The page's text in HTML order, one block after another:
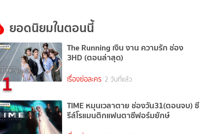
ยอดนิยมในตอนนี้
1
The Running เงิน งาน ความรัก ช่อง
3HD (ตอนล่าสุด)
เรื่องย่อละคร 2 วันที่แล้ว
TIME หมุนเวลาตาย ช่องวัน31(ตอนจบ) ซี
รีส์โรแมนติกแฟนตาซีฟอร์มยักษ์